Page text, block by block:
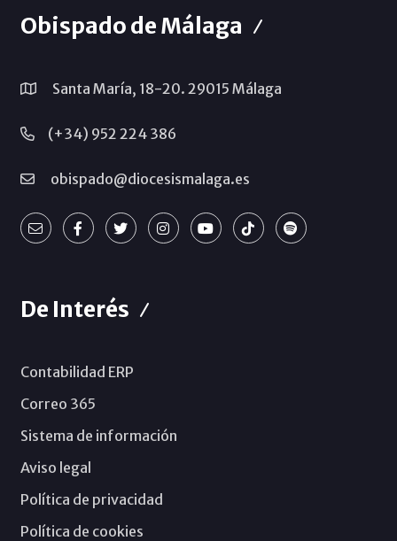
Obispado de Málaga
Santa María, 18-20. 29015 Málaga
(+34) 952 224 386
obispado@diocesismalaga.es
De Interés
Contabilidad ERP
Correo 365
Sistema de información
Aviso legal
Política de privacidad
Política de cookies